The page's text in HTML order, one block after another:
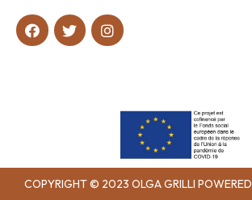
COPYRIGHT © 2023 OLGA GRILLI